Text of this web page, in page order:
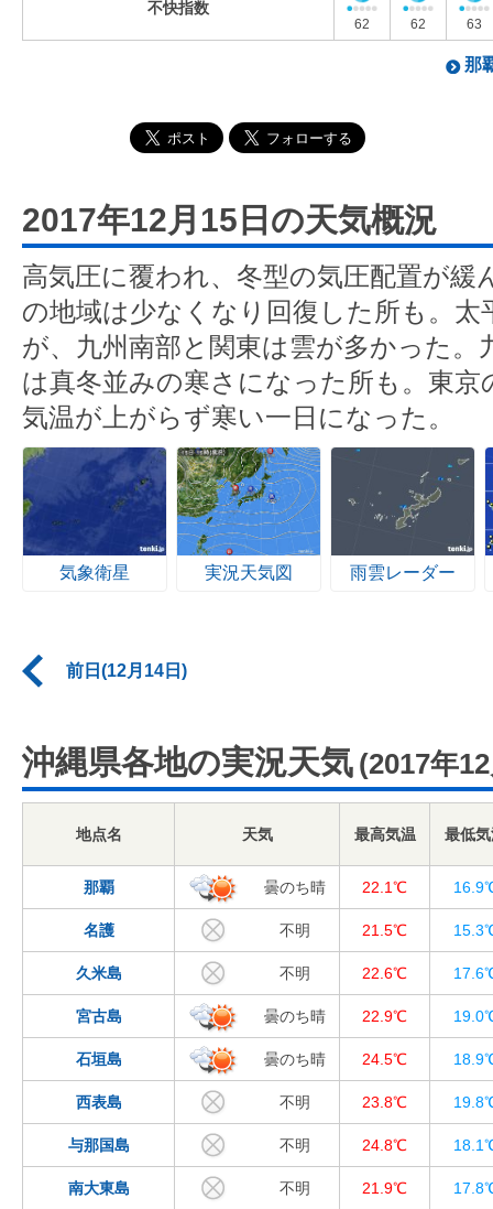
不快指数
62 62 63
那
2017年12月15日の天気概況
高気圧に覆われ、冬型の気圧配置が緩
の地域は少なくなり回復した所も。
が、九州南部と関東は雲が多かった。
は真冬並みの寒さになった所も。東京
気温が上がらず寒い一日になった。
気象衛星 実況天気図 雨雲レーダー
前日(12月14日)
沖縄県各地の実況天気 (2017年
地点名 天気 最高気温 最低
那覇 曇のち晴 22.1℃
名護 不明 21.5℃
久米島 不明 22.6℃
宮古島 曇のち晴 22.9℃
石垣島 曇のち晴 24.5℃
西表島 不明 23.8℃
与那国島 不明 24.8℃
南大東島 不明 21.9℃